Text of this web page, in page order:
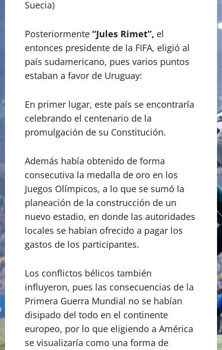
Suecia)
Posteriormente “Jules Rimet”, el
entonces presidente de la FIFA, eligió al
país sudamericano, pues varios puntos
estaban a favor de Uruguay:
En primer lugar, este país se encontraría
celebrando el centenario de la
promulgación de su Constitución.
Además había obtenido de forma
consecutiva la medalla de oro en los
Juegos Olímpicos, a lo que se sumó la
planeación de la construcción de un
nuevo estadio, en donde las autoridades
locales se habían ofrecido a pagar los
gastos de los participantes.
Los conflictos bélicos también
influyeron, pues las consecuencias de la
Primera Guerra Mundial no se habían
disipado del todo en el continente
europeo, por lo que eligiendo a América
se visualizaría como una forma de